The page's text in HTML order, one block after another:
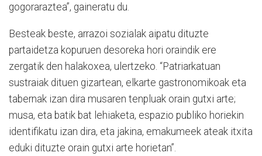
gogoraraztea”, gaineratu du.
Besteak beste, arrazoi sozialak aipatu dituzte
partaidetza kopuruen desoreka hori oraindik ere
zergatik den halakoxea, ulertzeko. “Patriarkatuan
sustraiak dituen gizartean, elkarte gastronomikoak eta
tabernak izan dira musaren tenpluak orain gutxi arte;
musa, eta batik bat lehiaketa, espazio publiko horiekin
identifikatu izan dira, eta jakina, emakumeek ateak itxita
eduki dituzte orain gutxi arte horietan”.